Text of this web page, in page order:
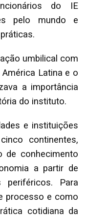
do IE
pelo mundo e
umbilical com
Latina e o
a importância
do instituto.
e instituições
continentes,
de conhecimento
a partir de
periféricos. Para
processo e como
cotidiana da